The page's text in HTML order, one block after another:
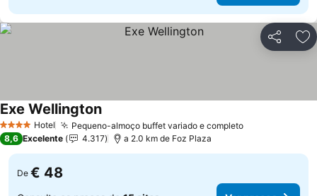
Partilhar
4 EstrelasHotel Pequeno-almoço buffet variado e completoVer preços
Exe WellingtonVer preços
8,6 Excelente 4.317 a 2.0 km de Foz Plaza
De € 48